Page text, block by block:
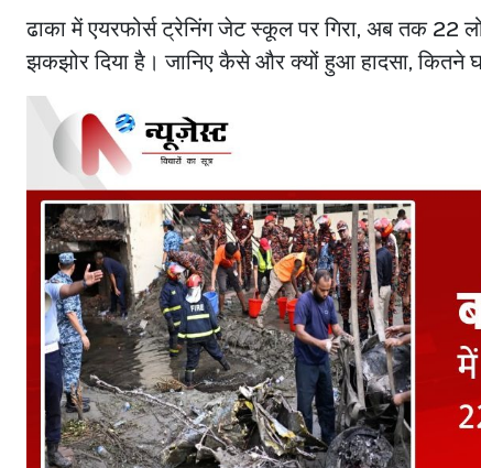
ढाका में एयरफोर्स ट्रेनिंग जेट स्कूल पर गिरा, अब तक 22
झकझोर दिया है। जानिए कैसे और क्यों हुआ हादसा,